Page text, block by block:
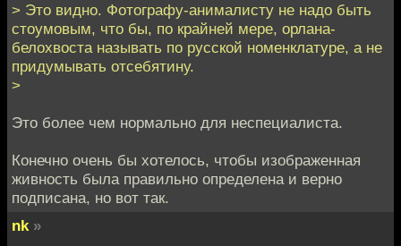
> Это видно. Фотографу-анималисту не надо быть
стоумовым, что бы, по крайней мере, орлана-
белохвоста называть по русской номенклатуре, а не
придумывать отсебятину.
>
Это более чем нормально для неспециалиста.
Конечно очень бы хотелось, чтобы изображенная
живность была правильно определена и верно
подписана, но вот так.
nk »